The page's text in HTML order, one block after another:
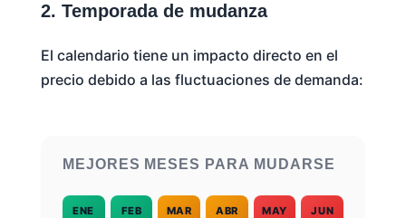
2. Temporada de mudanza
El calendario tiene un impacto directo en el
precio debido a las fluctuaciones de demanda:
MEJORES MESES PARA MUDARSE
ENE FEB MAR ABR MAY JUN